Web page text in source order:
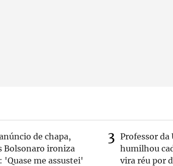
de chapa,
Bolsonaro ironiza
'Quase me assustei'
Professor da
humilhou
vira réu por